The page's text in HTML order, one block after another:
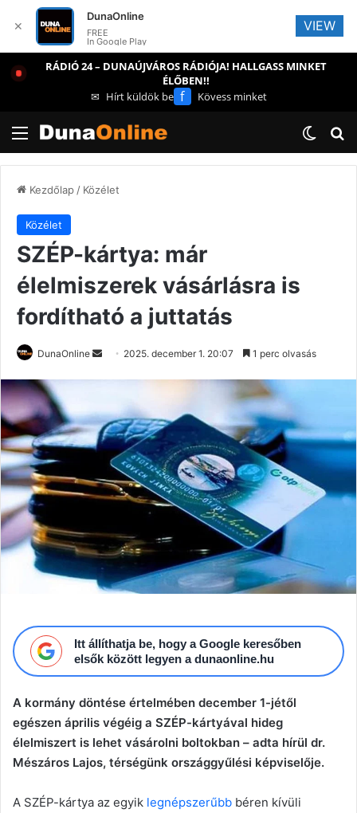
RÁDIÓ 24 – DUNAÚJVÁROS RÁDIÓJA! HALLGASS MINKET
ÉLŐBEN!!
✉ Hírt küldök be f Kövess minket
Menü
Kezdőlap/ Közélet
Közélet
SZÉP-kártya: már
élelmiszerek vásárlásra is
fordítható a juttatás
DunaOnline
Send 2025. december 1. 20:07 1 perc olvasás
Itt állíthatja be, hogy a Google keresőben
elsők között legyen a dunaonline.hu
A kormány döntése értelmében december 1-jétől
egészen április végéig a SZÉP-kártyával hideg
élelmiszert is lehet vásárolni boltokban – adta hírül dr.
Mészáros Lajos, térségünk országgyűlési képviselője.
A SZÉP-kártya az egyik legnépszerűbb béren kívüli
✕
DunaOnline
FREE
In Google Play
VIEW